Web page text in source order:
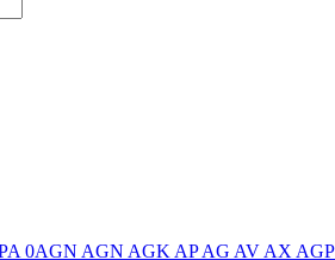
0AGN AGN AGK AP AG AV AX AGP